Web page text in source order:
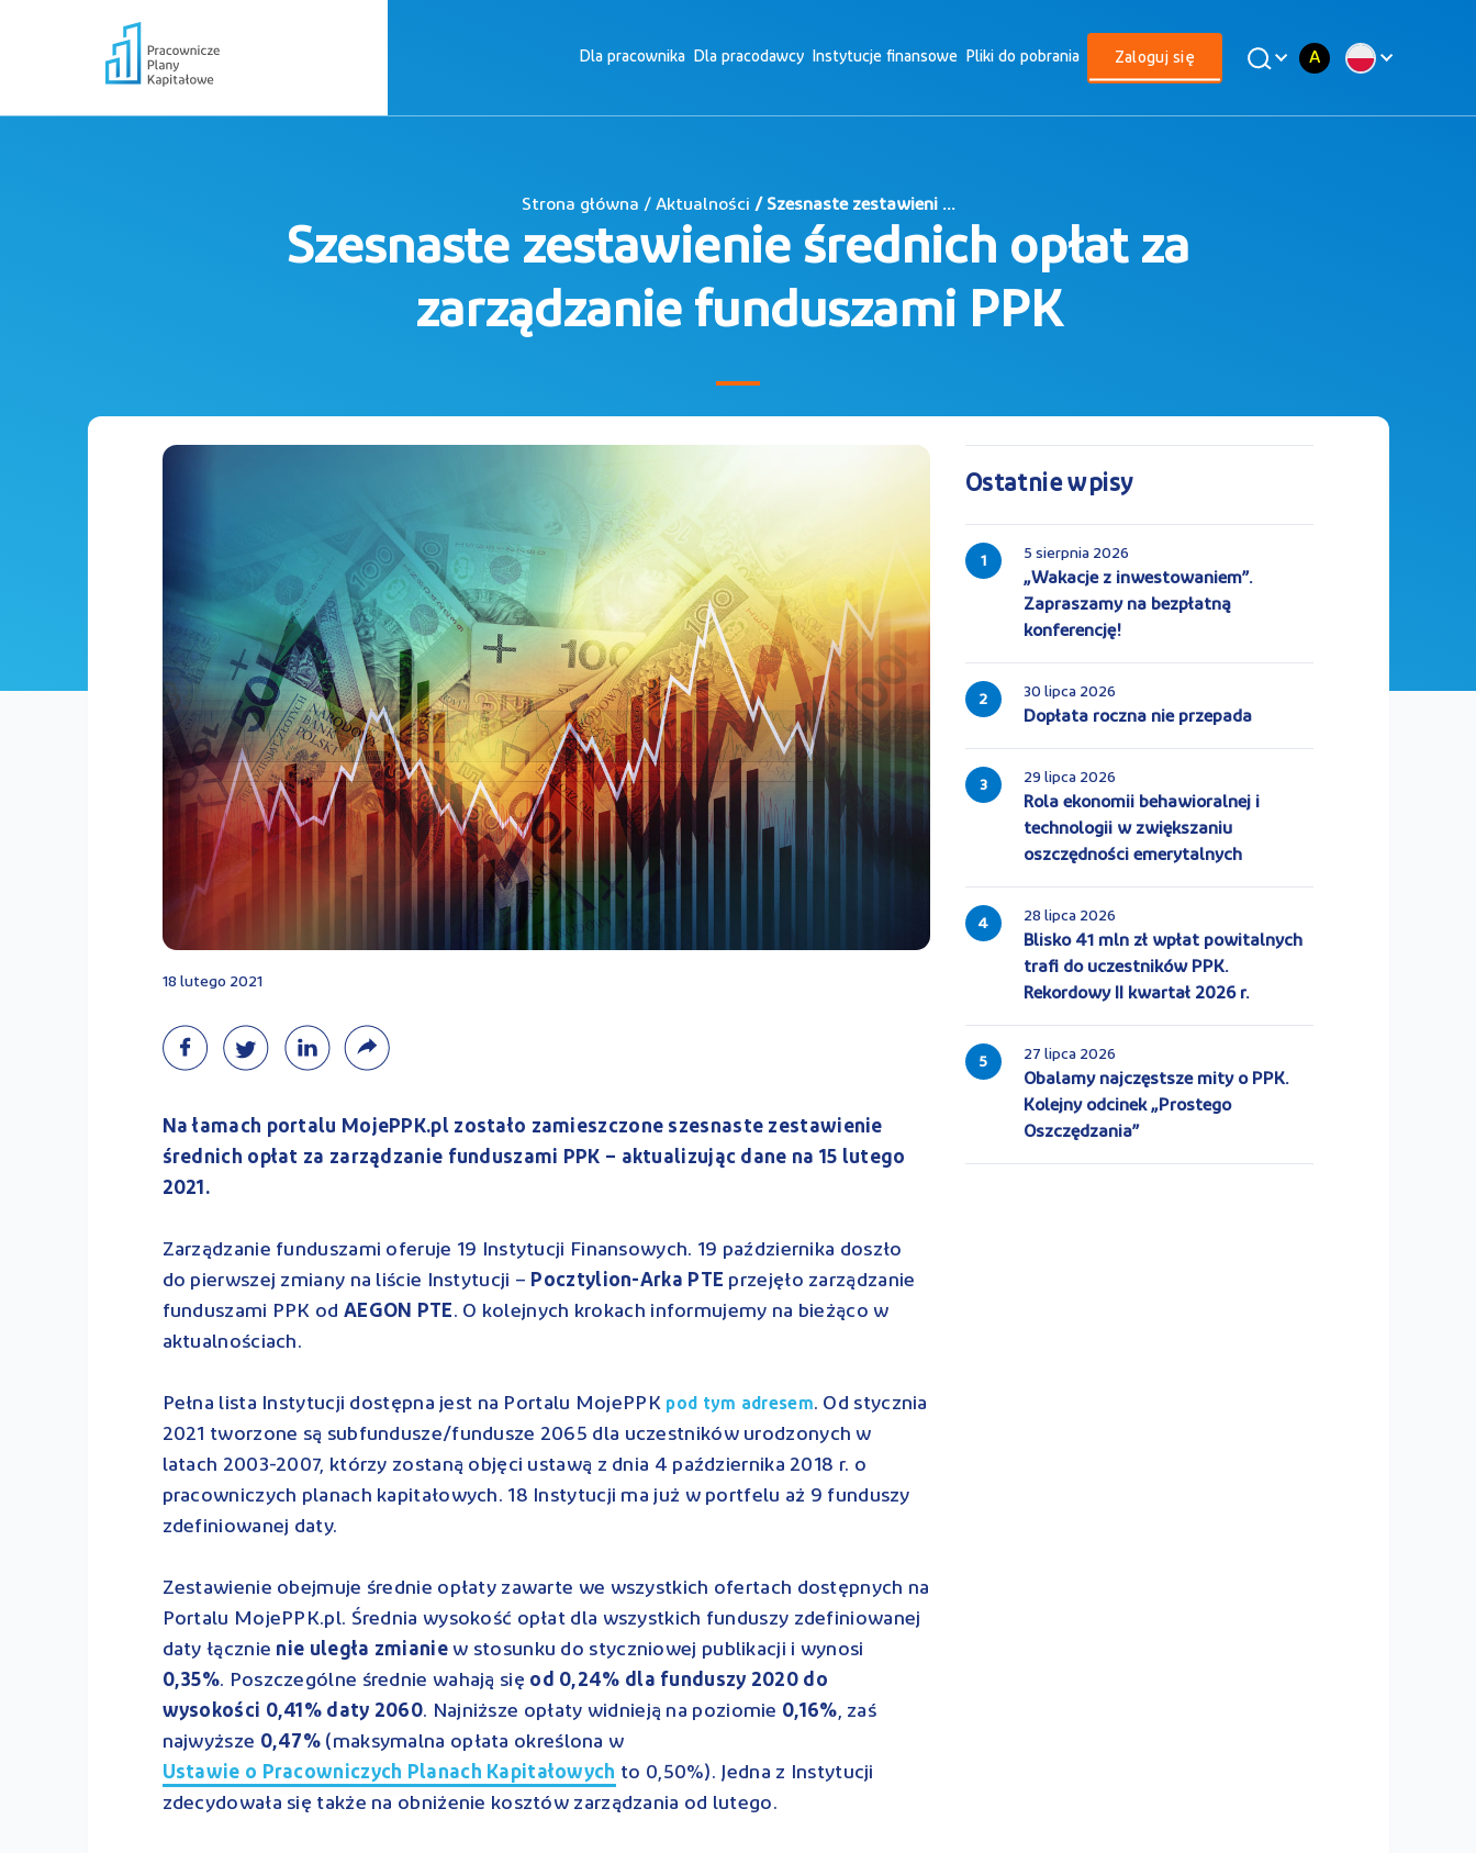
Dla pracownika Dla pracodawcy Instytucje finansowe Pliki do pobrania Zaloguj się A
Strona główna / Aktualności / Szesnaste zestawieni ...
Szesnaste zestawienie średnich opłat za
zarządzanie funduszami PPK
18 lutego 2021
Na łamach portalu MojePPK.pl zostało zamieszczone szesnaste zestawienie
średnich opłat za zarządzanie funduszami PPK – aktualizując dane na 15 lutego
2021.
Zarządzanie funduszami oferuje 19 Instytucji Finansowych. 19 października doszło
do pierwszej zmiany na liście Instytucji – Pocztylion-Arka PTE przejęło zarządzanie
funduszami PPK od AEGON PTE. O kolejnych krokach informujemy na bieżąco w
aktualnościach.
Pełna lista Instytucji dostępna jest na Portalu MojePPK pod tym adresem. Od stycznia
2021 tworzone są subfundusze/fundusze 2065 dla uczestników urodzonych w
latach 2003-2007, którzy zostaną objęci ustawą z dnia 4 października 2018 r. o
pracowniczych planach kapitałowych. 18 Instytucji ma już w portfelu aż 9 funduszy
zdefiniowanej daty.
Zestawienie obejmuje średnie opłaty zawarte we wszystkich ofertach dostępnych na
Portalu MojePPK.pl. Średnia wysokość opłat dla wszystkich funduszy zdefiniowanej
daty łącznie nie uległa zmianiew stosunku do styczniowej publikacji i wynosi
0,35%. Poszczególne średnie wahają się od 0,24% dla funduszy 2020 do
wysokości 0,41% daty 2060. Najniższe opłaty widnieją na poziomie 0,16%, zaś
najwyższe 0,47% (maksymalna opłata określona w
Ustawie o Pracowniczych Planach Kapitałowych to 0,50%). Jedna z Instytucji
zdecydowała się także na obniżenie kosztów zarządzania od lutego.
Ostatnie wpisy
1 5 sierpnia 2026
„Wakacje z inwestowaniem”.
Zapraszamy na bezpłatną
konferencję!
2 30 lipca 2026
Dopłata roczna nie przepada
3 29 lipca 2026
Rola ekonomii behawioralnej i
technologii w zwiększaniu
oszczędności emerytalnych
4 28 lipca 2026
Blisko 41 mln zł wpłat powitalnych
trafi do uczestników PPK.
Rekordowy II kwartał 2026 r.
5 27 lipca 2026
Obalamy najczęstsze mity o PPK.
Kolejny odcinek „Prostego
Oszczędzania”